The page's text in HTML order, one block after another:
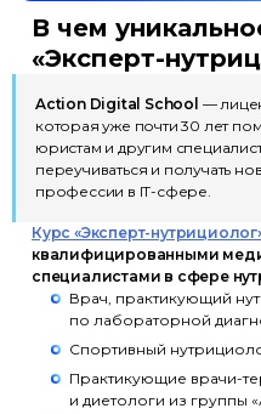
В чем
«Эксперт-
Action Digital School —
которая уже почти 30 лет
юристам и другим
переучиваться и получать
профессии в IT-сфере.
Курс «Эксперт-
квалифицированными
специалистами в сфере
Врач, практикующий
по лабораторной
Спортивный
Практикующие врачи-
и диетологи из группы